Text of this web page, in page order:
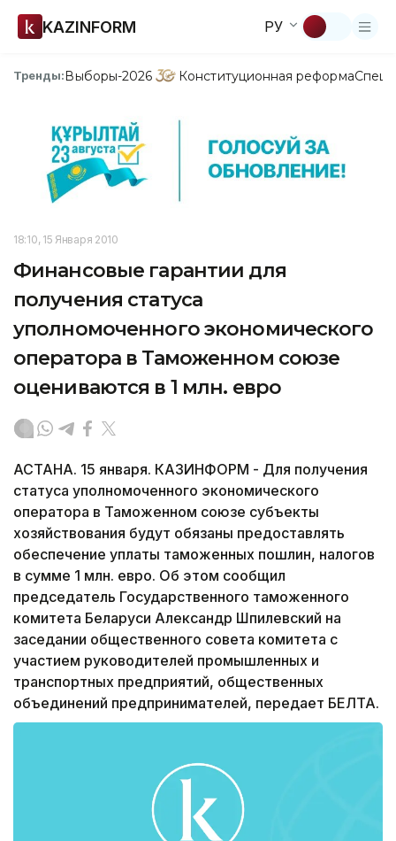
KAZINFORM РУ
Тренды:Выборы-2026 Конституционная реформа
18:10, 15 Января 2010
Финансовые гарантии для
получения статуса
уполномоченного экономического
оператора в Таможенном союзе
оцениваются в 1 млн. евро
АСТАНА. 15 января. КАЗИНФОРМ - Для получения
статуса уполномоченного экономического
оператора в Таможенном союзе субъекты
хозяйствования будут обязаны предоставлять
обеспечение уплаты таможенных пошлин, налогов
в сумме 1 млн. евро. Об этом сообщил
председатель Государственного таможенного
комитета Беларуси Александр Шпилевский на
заседании общественного совета комитета с
участием руководителей промышленных и
транспортных предприятий, общественных
объединений предпринимателей, передает БЕЛТА.